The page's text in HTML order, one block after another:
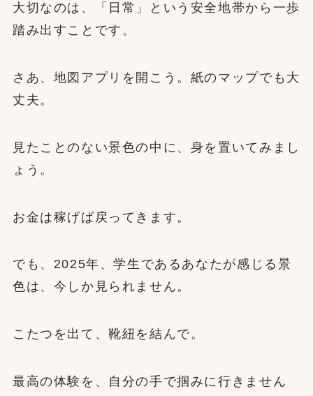
大切なのは、「日常」という安全地帯から一歩
踏み出すことです。
さあ、地図アプリを開こう。紙のマップでも大
丈夫。
見たことのない景色の中に、身を置いてみまし
ょう。
お金は稼げば戻ってきます。
でも、2025年、学生であるあなたが感じる景
色は、今しか見られません。
こたつを出て、靴紐を結んで。
最高の体験を、自分の手で掴みに行きません